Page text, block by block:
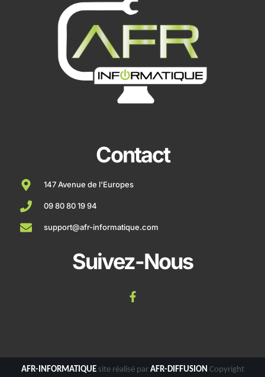
Contact
147 Avenue de l'Europes
09 80 80 19 94
support@afr-informatique.com
Suivez-Nous
AFR-INFORMATIQUEsite réalisé par AFR-DIFFUSION Copyright